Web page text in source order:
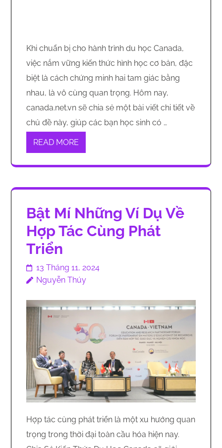
Khi chuẩn bị cho hành trình du học Canada,
việc nắm vững kiến thức hình học cơ bản, đặc
biệt là cách chứng minh hai tam giác bằng
nhau, là vô cùng quan trọng. Hôm nay,
canada.net.vn sẽ chia sẻ một bài viết chi tiết về
chủ đề này, giúp các bạn học sinh có …
READ MORE
Bật Mí Những Ví Dụ Về
Hợp Tác Cùng Phát
Triển
13 Tháng 11, 2024
Nguyễn Thúy
Hợp tác cùng phát triển là một xu hướng quan
trọng trong thời đại toàn cầu hóa hiện nay.